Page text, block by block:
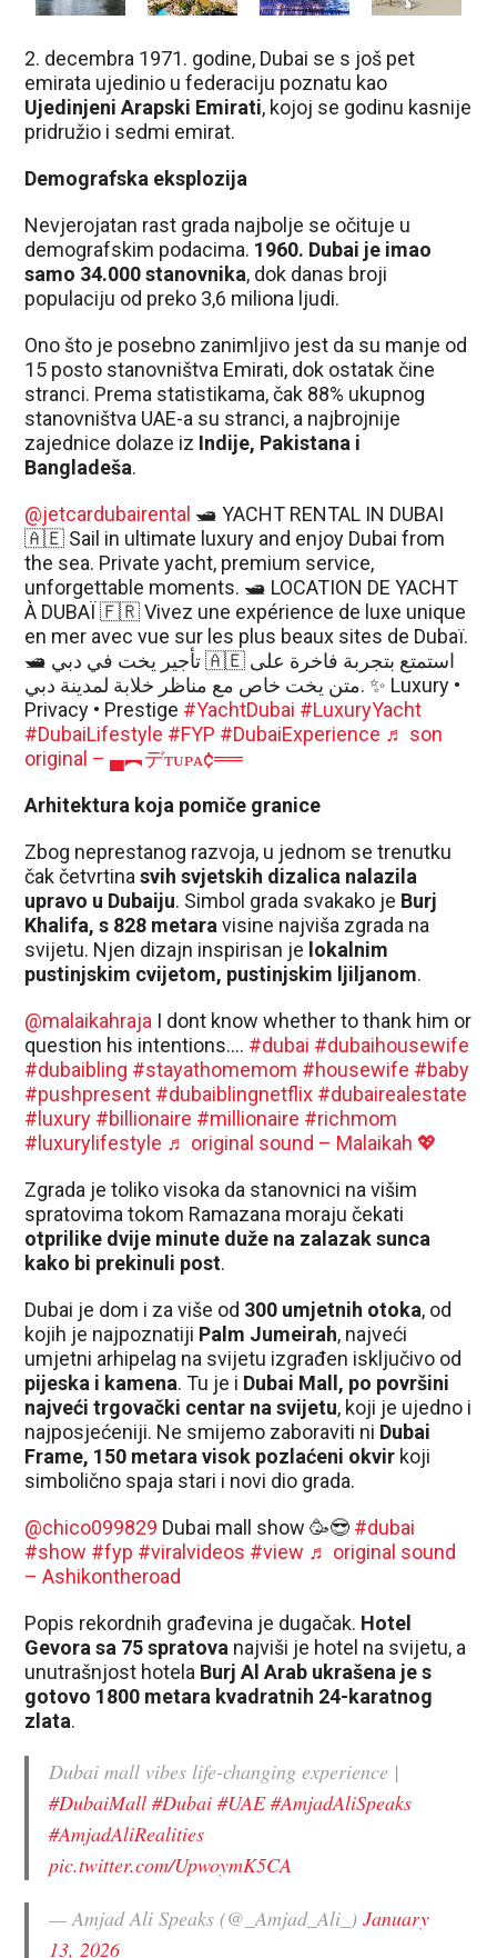
2. decembra 1971. godine, Dubai se s još pet
emirata ujedinio u federaciju poznatu kao
Ujedinjeni Arapski Emirati, kojoj se godinu kasnije
pridružio i sedmi emirat.
Demografska eksplozija
Nevjerojatan rast grada najbolje se očituje u
demografskim podacima. 1960. Dubai je imao
samo 34.000 stanovnika, dok danas broji
populaciju od preko 3,6 miliona ljudi.
Ono što je posebno zanimljivo jest da su manje od
15 posto stanovništva Emirati, dok ostatak čine
stranci. Prema statistikama, čak 88% ukupnog
stanovništva UAE-a su stranci, a najbrojnije
zajednice dolaze iz Indije, Pakistana i
Bangladeša.
@jetcardubairental 🛥️ YACHT RENTAL IN DUBAI
🇦🇪 Sail in ultimate luxury and enjoy Dubai from
the sea. Private yacht, premium service,
unforgettable moments. 🛥️ LOCATION DE YACHT
À DUBAÏ 🇫🇷 Vivez une expérience de luxe unique
en mer avec vue sur les plus beaux sites de Dubaï.
🛥️ تأجير يخت في دبي 🇦🇪 استمتع بتجربة فاخرة على
متن يخت خاص مع مناظر خلابة لمدينة دبي. ✨ Luxury •
Privacy • Prestige #YachtDubai #LuxuryYacht
#DubaiLifestyle #FYP #DubaiExperience ♬ son
original – ▄︻デᴛᴜᴘᴀ¢══
Arhitektura koja pomiče granice
Zbog neprestanog razvoja, u jednom se trenutku
čak četvrtinasvih svjetskih dizalica nalazila
upravo u Dubaiju. Simbol grada svakako je Burj
Khalifa, s 828 metara visine najviša zgrada na
svijetu. Njen dizajn inspirisan je lokalnim
pustinjskim cvijetom, pustinjskim ljiljanom.
@malaikahraja I dont know whether to thank him or
question his intentions…. #dubai #dubaihousewife
#dubaibling #stayathomemom #housewife #baby
#pushpresent #dubaiblingnetflix #dubairealestate
#luxury #billionaire #millionaire #richmom
#luxurylifestyle ♬ original sound – Malaikah 💖
Zgrada je toliko visoka da stanovnici na višim
spratovima tokom Ramazana moraju čekati
otprilike dvije minute duže na zalazak sunca
kako bi prekinuli post.
Dubai je dom i za više od 300 umjetnih otoka, od
kojih je najpoznatiji Palm Jumeirah, najveći
umjetni arhipelag na svijetu izgrađen isključivo od
pijeska i kamena. Tu je i Dubai Mall, po površini
najveći trgovački centar na svijetu, koji je ujedno i
najposjećeniji. Ne smijemo zaboraviti ni Dubai
Frame, 150 metara visok pozlaćeni okvir koji
simbolično spaja stari i novi dio grada.
@chico099829 Dubai mall show 🥳😎 #dubai
#show #fyp #viralvideos #view ♬ original sound
– Ashikontheroad
Popis rekordnih građevina je dugačak. Hotel
Gevora sa 75 spratova najviši je hotel na svijetu, a
unutrašnjost hotela Burj Al Arab ukrašena je s
gotovo 1800 metara kvadratnih 24-karatnog
zlata.
Dubai mall vibes life-changing experience |
#DubaiMall #Dubai #UAE #AmjadAliSpeaks
#AmjadAliRealities
pic.twitter.com/UpwoymK5CA
— Amjad Ali Speaks (@_Amjad_Ali_)January
13, 2026